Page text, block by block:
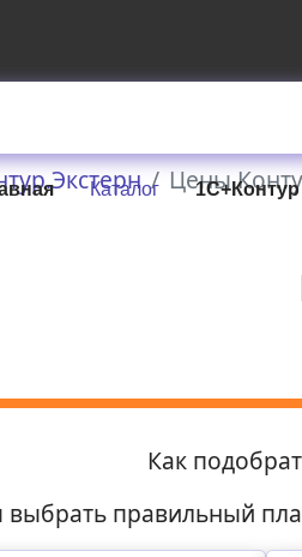
Каталог 1С+Контур
Цены
Как
выбрать правильный